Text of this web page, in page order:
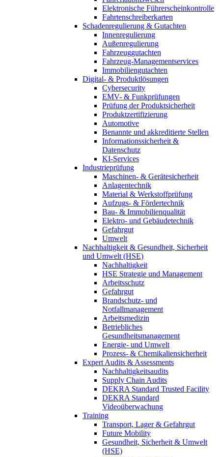
Elektronische Führerscheinkontrolle
Fahrtenschreiberkarten
Schadenregulierung & Gutachten
Innenregulierung
Außenregulierung
Fahrzeuggutachten
Fahrzeug-Managementservices
Immobiliengutachten
Digital- & Produktlösungen
Cybersecurity
EMV- & Funkprüfungen
Prüfung der Produktsicherheit
Produktzertifizierung
Automotive
Benannte und akkreditierte Stellen
Informationssicherheit &
Datenschutz
KI-Services
Industrieprüfung
Maschinen- & Gerätesicherheit
Anlagentechnik
Material & Werkstoffprüfung
Aufzugs- & Fördertechnik
Bau- & Immobilienqualität
Elektro- und Gebäudetechnik
Gefahrgut
Umwelt
Nachhaltigkeit & Gesundheit, Sicherheit
und Umwelt (HSE)
Nachhaltigkeit
HSE Strategie und Management
Arbeitsschutz
Gefahrgut
Brandschutz- und
Notfallmanagement
Arbeitsmedizin
Betriebliches
Gesundheitsmanagement
Energie- und Umwelt
Prozess- & Chemikaliensicherheit
Expert Audits & Assessments
Nachhaltigkeitsaudits
Supply Chain Audits
DEKRA Standard Trusted Facility
DEKRA Standard
Videoüberwachung
Training
Transport, Lager & Gefahrgut
Future Mobility
Gesundheit, Sicherheit & Umwelt
(HSE)